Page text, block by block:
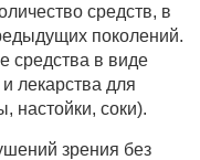
средств, в
поколений.
средства в виде
лекарства для
настойки, соки).
зрения без